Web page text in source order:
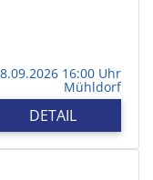
16:00 Uhr
Mühldorf
DETAIL